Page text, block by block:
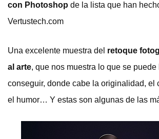
con Photoshop de la lista que han
Vertustech.com
Una excelente muestra del retoque
al arte, que nos muestra lo que se puede
conseguir, donde cabe la originalidad, el
el humor… Y estas son algunas de las